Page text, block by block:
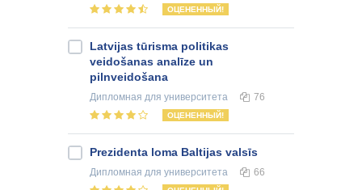
ОЦЕНЕННЫЙ!
Latvijas tūrisma politikas
veidošanas analīze un
pilnveidošana
Дипломная для университета 76
ОЦЕНЕННЫЙ!
Prezidenta loma Baltijas valsīs
Дипломная для университета 66